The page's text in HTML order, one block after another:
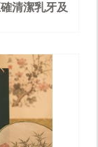
清潔乳牙及